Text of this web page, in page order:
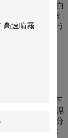
粉が低質（蛋白
加えることは澱
させます。そう
る原料で高蛋
に加えて下
を、保ちます温
がないことが分
5.0に、80ºC